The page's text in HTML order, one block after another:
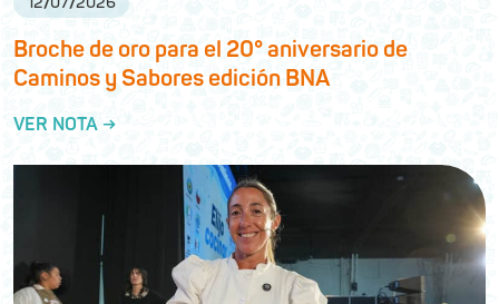
Broche de oro para el 20° aniversario de
Caminos y Sabores edición BNA
VER NOTA →